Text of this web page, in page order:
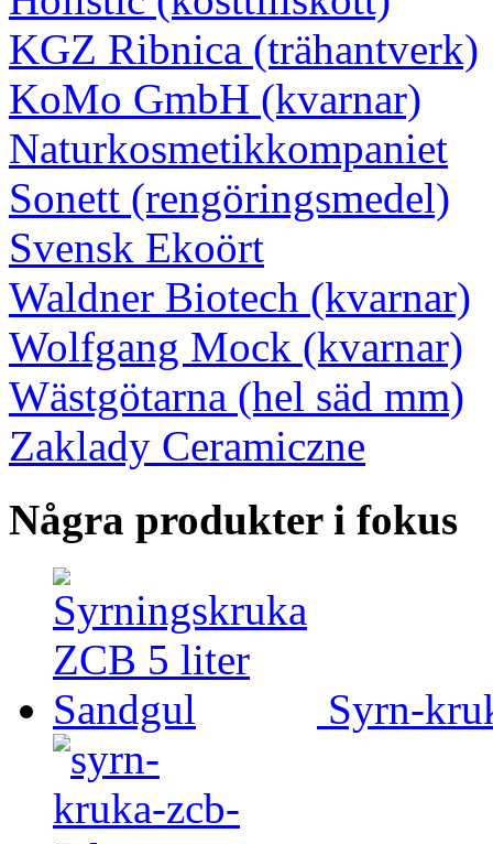
KGZ Ribnica (trähantverk)
KoMo GmbH (kvarnar)
Naturkosmetikkompaniet
Sonett (rengöringsmedel)
Svensk Ekoört
Waldner Biotech (kvarnar)
Wolfgang Mock (kvarnar)
Wästgötarna (hel säd mm)
Zaklady Ceramiczne
Några produkter i fokus
Syrn-